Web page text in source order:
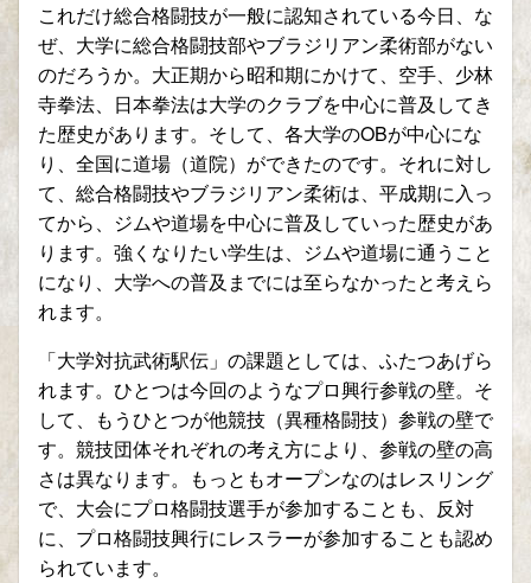
これだけ総合格闘技が一般に認知されている今日、な
ぜ、大学に総合格闘技部やブラジリアン柔術部がない
のだろうか。大正期から昭和期にかけて、空手、少林
寺拳法、日本拳法は大学のクラブを中心に普及してき
た歴史があります。そして、各大学のOBが中心にな
り、全国に道場（道院）ができたのです。それに対し
て、総合格闘技やブラジリアン柔術は、平成期に入っ
てから、ジムや道場を中心に普及していった歴史があ
ります。強くなりたい学生は、ジムや道場に通うこと
になり、大学への普及までには至らなかったと考えら
れます。
「大学対抗武術駅伝」の課題としては、ふたつあげら
れます。ひとつは今回のようなプロ興行参戦の壁。そ
して、もうひとつが他競技（異種格闘技）参戦の壁で
す。競技団体それぞれの考え方により、参戦の壁の高
さは異なります。もっともオープンなのはレスリング
で、大会にプロ格闘技選手が参加することも、反対
に、プロ格闘技興行にレスラーが参加することも認め
られています。